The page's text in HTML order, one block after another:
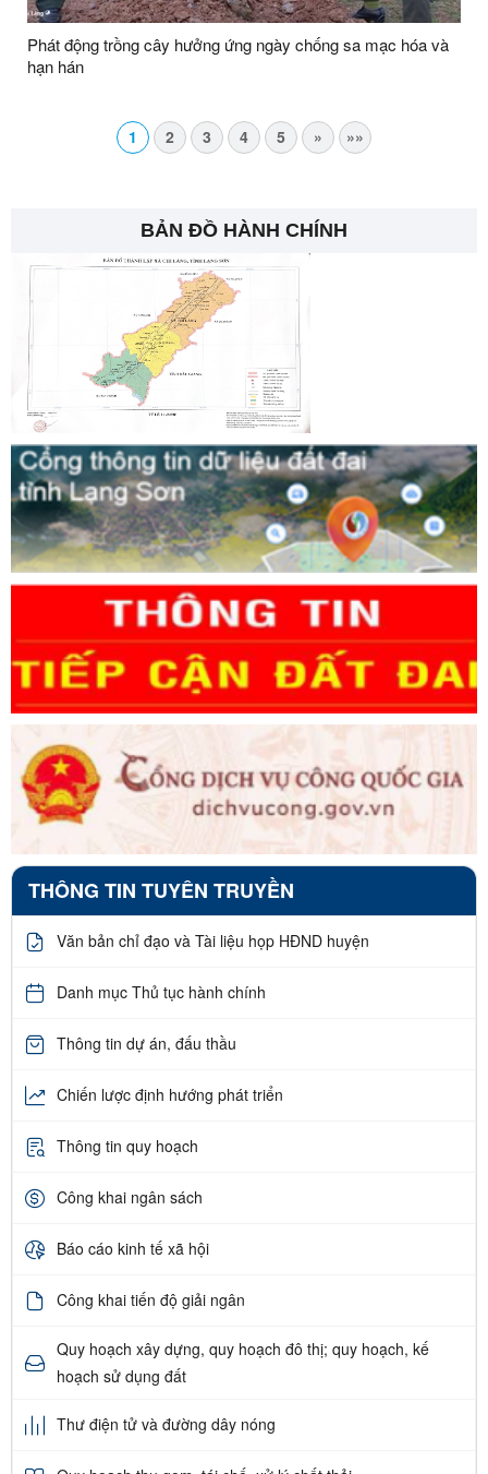
Phát động trồng cây hưởng ứng ngày chống sa mạc hóa và
hạn hán
1 2 3 4 5 » »»
BẢN ĐỒ HÀNH CHÍNH
THÔNG TIN TUYÊN TRUYỀN
Văn bản chỉ đạo và Tài liệu họp HĐND huyện
Danh mục Thủ tục hành chính
Thông tin dự án, đấu thầu
Chiến lược định hướng phát triển
Thông tin quy hoạch
Công khai ngân sách
Báo cáo kinh tế xã hội
Công khai tiến độ giải ngân
Quy hoạch xây dựng, quy hoạch đô thị; quy hoạch, kế
hoạch sử dụng đất
Thư điện tử và đường dây nóng